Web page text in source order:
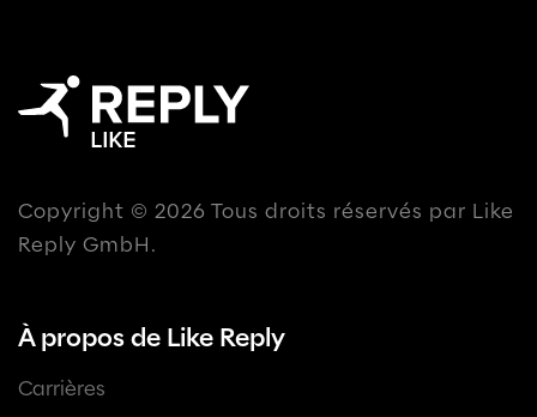
Copyright © 2026 Tous droits réservés par Like
Reply GmbH.
À propos de Like Reply
Carrières